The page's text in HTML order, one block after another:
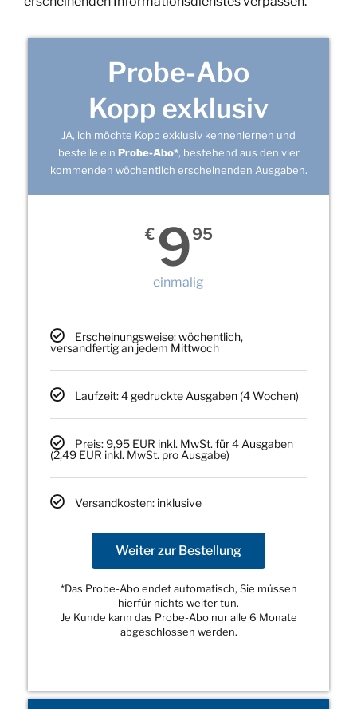
Probe-Abo
Kopp exklusiv
JA, ich möchte Kopp exklusiv kennenlernen und
bestelle ein Probe-Abo*, bestehend aus den vier
kommenden wöchentlich erscheinenden Ausgaben.
€ 995
einmalig
Erscheinungsweise: wöchentlich,
versandfertig an jedem Mittwoch
Laufzeit: 4 gedruckte Ausgaben (4 Wochen)
Preis: 9,95 EUR inkl. MwSt. für 4 Ausgaben
(2,49 EUR inkl. MwSt. pro Ausgabe)
Versandkosten: inklusive
Weiter zur Bestellung
*Das Probe-Abo endet automatisch, Sie müssen
hierfür nichts weiter tun.
Je Kunde kann das Probe-Abo nur alle 6 Monate
abgeschlossen werden.